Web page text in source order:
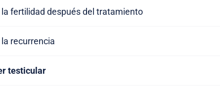
la fertilidad después del tratamiento
recurrencia
testicular